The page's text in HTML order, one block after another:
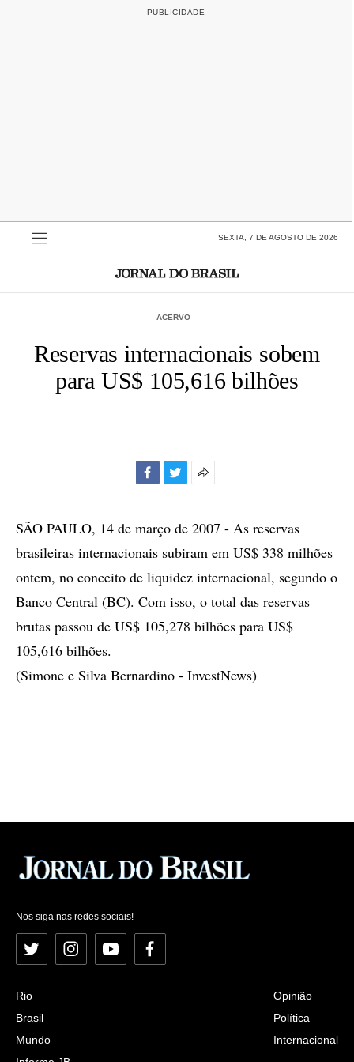
SEXTA, 7 DE AGOSTO DE 2026
ACERVO
Reservas internacionais sobem
para US$ 105,616 bilhões
compartilhamento
SÃO PAULO, 14 de março de 2007 - As reservas
brasileiras internacionais subiram em US$ 338 milhões
ontem, no conceito de liquidez internacional, segundo o
Banco Central (BC). Com isso, o total das reservas
brutas passou de US$ 105,278 bilhões para US$
105,616 bilhões.
(Simone e Silva Bernardino - InvestNews)
Nos siga nas redes sociais!
Twitter InstagramYouTubeFacebook
Rio
Brasil
Mundo
Opinião
Política
Internacional